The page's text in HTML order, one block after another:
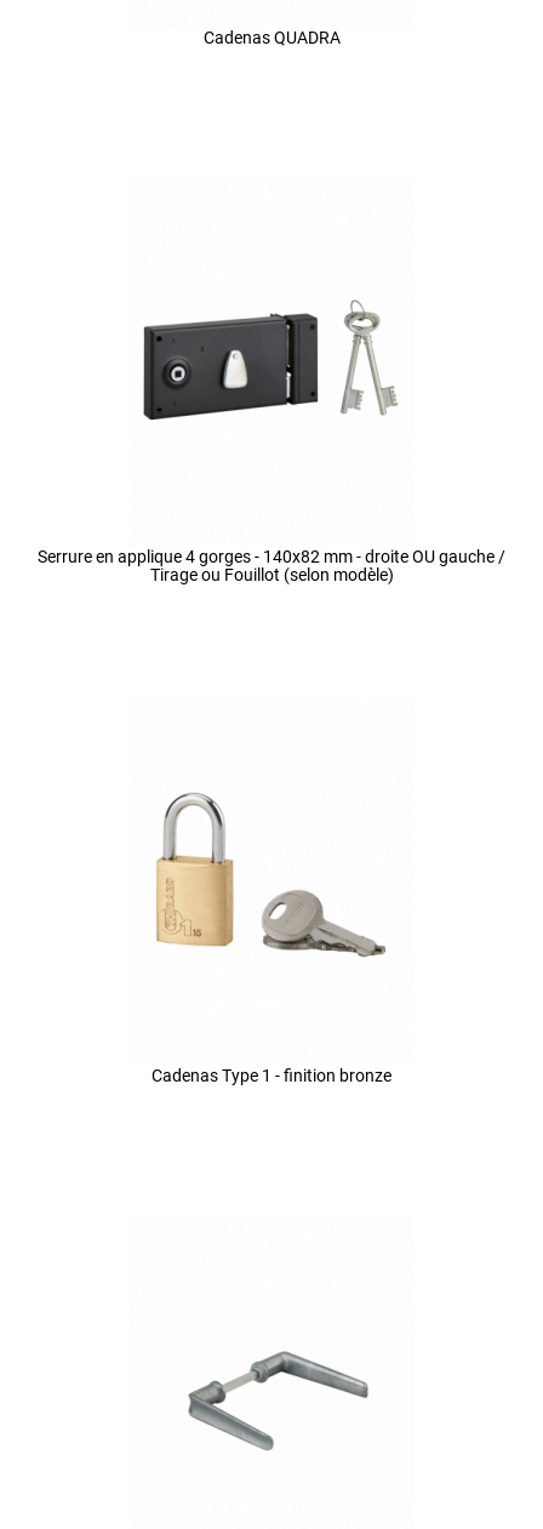
Cadenas QUADRA
Serrure en applique 4 gorges - 140x82 mm - droite OU gauche /
Tirage ou Fouillot (selon modèle)
Cadenas Type 1 - finition bronze